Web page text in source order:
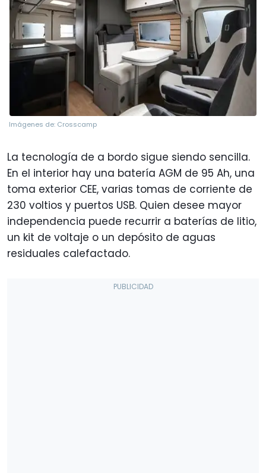
Imágenes de: Crosscamp
La tecnología de a bordo sigue siendo sencilla.
En el interior hay una batería AGM de 95 Ah, una
toma exterior CEE, varias tomas de corriente de
230 voltios y puertos USB. Quien desee mayor
independencia puede recurrir a baterías de litio,
un kit de voltaje o un depósito de aguas
residuales calefactado.